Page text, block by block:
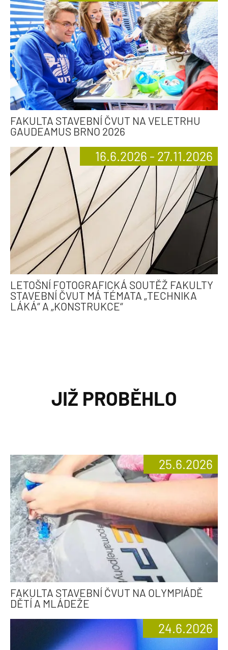
FAKULTA STAVEBNÍ ČVUT NA VELETRHU
GAUDEAMUS BRNO 2026
LETOŠNÍ FOTOGRAFICKÁ SOUTĚŽ FAKULTY
STAVEBNÍ ČVUT MÁ TÉMATA „TECHNIKA
LÁKÁ“ A „KONSTRUKCE“
16.6.2026 - 27.11.2026
JIŽ PROBĚHLO
FAKULTA STAVEBNÍ ČVUT NA OLYMPIÁDĚ
DĚTÍ A MLÁDEŽE
25.6.2026
24.6.2026